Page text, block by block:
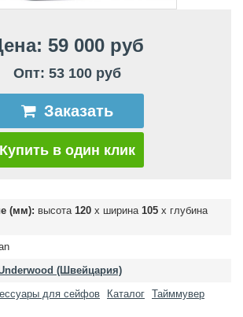
59 000 руб
Опт: 53 100 руб
Заказать
Купить в один клик
(мм): высота 120 х ширина 105 х глубина
(Швейцария)
для сейфов Каталог Тайммувер